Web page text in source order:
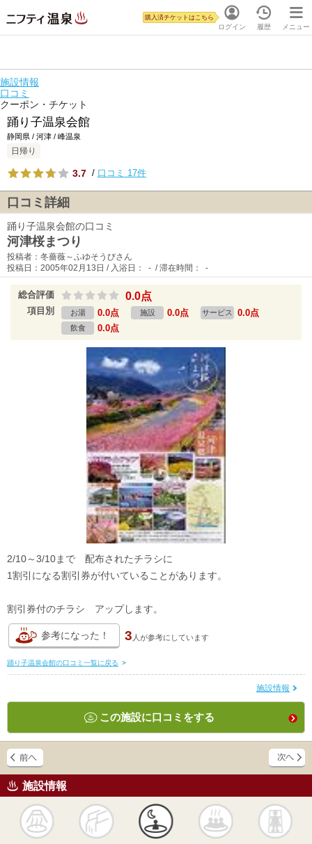
ログイン
購入済チケットはこちら
履歴 メニュー
施設情報
口コミ
クーポン・チケット
踊り子温泉会館
静岡県 / 河津 / 峰温泉
日帰り
3.7 / 口コミ 17件
口コミ詳細
踊り子温泉会館の口コミ
河津桜まつり
投稿者：冬薔薇～ふゆそうびさん
投稿日：2005年02月13日 / 入浴日： - / 滞在時間： -
総合評価 0.0点
項目別 お湯 0.0点 施設 0.0点 サービス 0.0点
飲食 0.0点
2/10～3/10まで 配布されたチラシに
1割引になる割引券が付いていることがあります。
割引券付のチラシ アップします。
参考になった！ 3 人が参考にしています
踊り子温泉会館の口コミ一覧に戻る >
施設情報
この施設に口コミをする
施設情報
かけ流し 露天風呂 貸切風呂